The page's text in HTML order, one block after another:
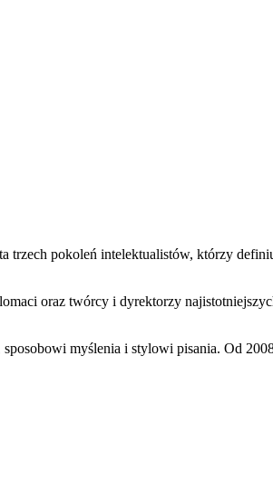
pokoleń intelektualistów, którzy
oraz twórcy i dyrektorzy
myślenia i stylowi pisania. Od